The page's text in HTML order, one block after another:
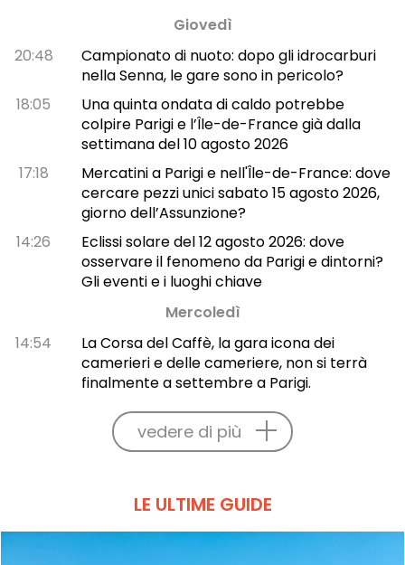
Giovedì
20:48
Campionato di nuoto: dopo gli idrocarburi
nella Senna, le gare sono in pericolo?
18:05
Una quinta ondata di caldo potrebbe
colpire Parigi e l’Île-de-France già dalla
settimana del 10 agosto 2026
17:18
Mercatini a Parigi e nell'Île-de-France: dove
cercare pezzi unici sabato 15 agosto 2026,
giorno dell’Assunzione?
14:26
Eclissi solare del 12 agosto 2026: dove
osservare il fenomeno da Parigi e dintorni?
Gli eventi e i luoghi chiave
Mercoledì
14:54
La Corsa del Caffè, la gara icona dei
camerieri e delle cameriere, non si terrà
finalmente a settembre a Parigi.
vedere di più
LE ULTIME GUIDE